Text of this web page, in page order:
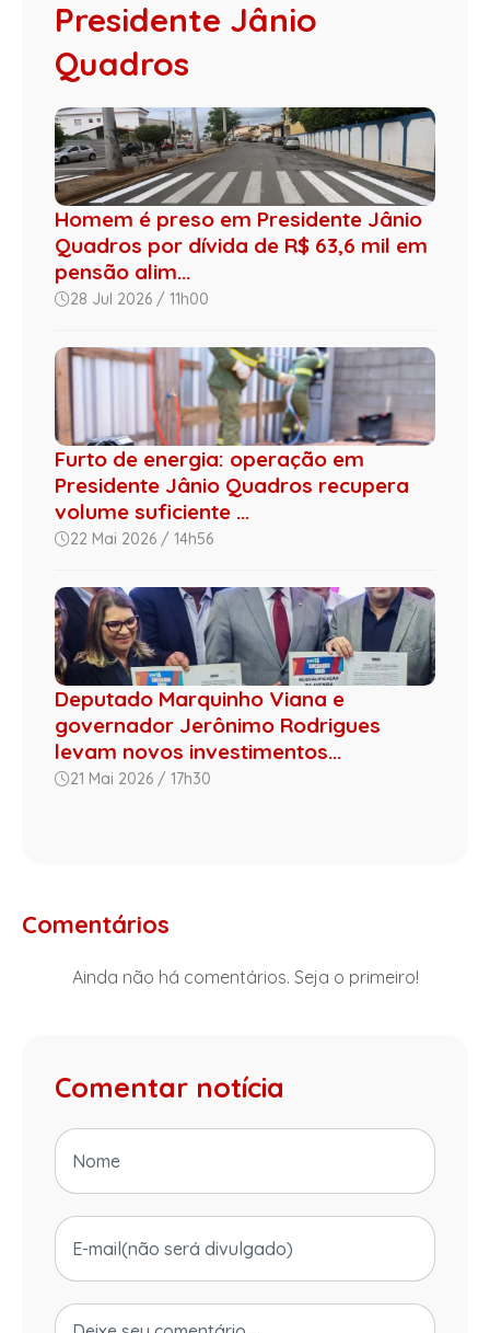
Presidente Jânio
Quadros
Homem é preso em Presidente Jânio
Quadros por dívida de R$ 63,6 mil em
pensão alim...
28 Jul 2026 / 11h00
Furto de energia: operação em
Presidente Jânio Quadros recupera
volume suficiente ...
22 Mai 2026 / 14h56
Deputado Marquinho Viana e
governador Jerônimo Rodrigues
levam novos investimentos...
21 Mai 2026 / 17h30
Comentários
Ainda não há comentários. Seja o primeiro!
Comentar notícia